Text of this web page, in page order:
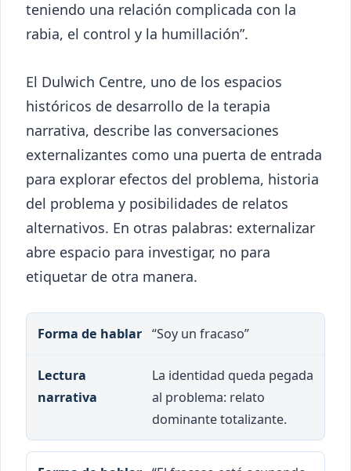
teniendo una relación complicada con la
rabia, el control y la humillación”.
El Dulwich Centre, uno de los espacios
históricos de desarrollo de la terapia
narrativa, describe las conversaciones
externalizantes como una puerta de entrada
para explorar efectos del problema, historia
del problema y posibilidades de relatos
alternativos. En otras palabras: externalizar
abre espacio para investigar, no para
etiquetar de otra manera.
Forma de hablar Lectura narrativa
“Soy un fracaso”
La identidad queda pegada
al problema: relato
dominante totalizante.